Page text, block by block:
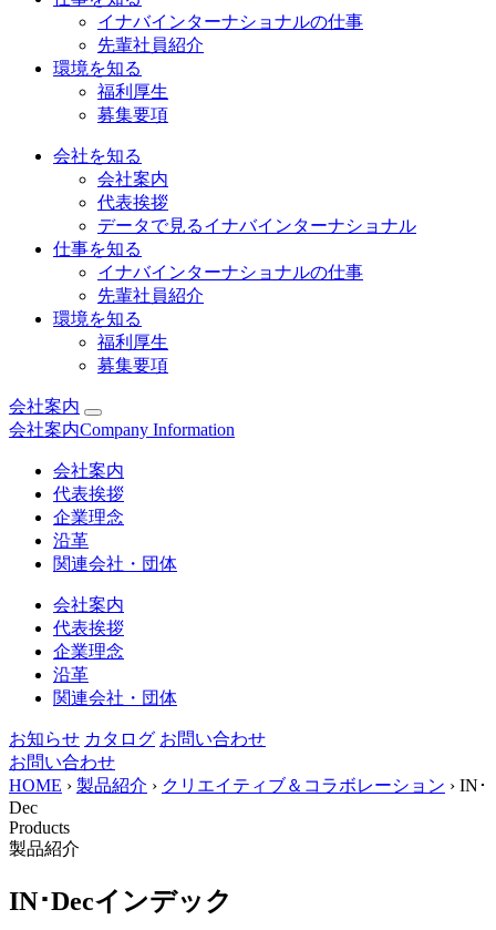
イナバインターナショナルの仕事
先輩社員紹介
環境を知る
福利厚生
募集要項
会社を知る
会社案内
代表挨拶
データで見るイナバインターナショナル
仕事を知る
イナバインターナショナルの仕事
先輩社員紹介
環境を知る
福利厚生
募集要項
会社案内
会社案内Company Information
会社案内
代表挨拶
企業理念
沿革
関連会社・団体
会社案内
代表挨拶
企業理念
沿革
関連会社・団体
お知らせ カタログ お問い合わせ
お問い合わせ
HOME › 製品紹介 › クリエイティブ＆コラボレーション › IN･
Dec
Products
製品紹介
IN･Decインデック